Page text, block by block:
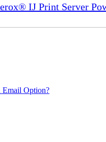
IJ Print Server
Email Option?